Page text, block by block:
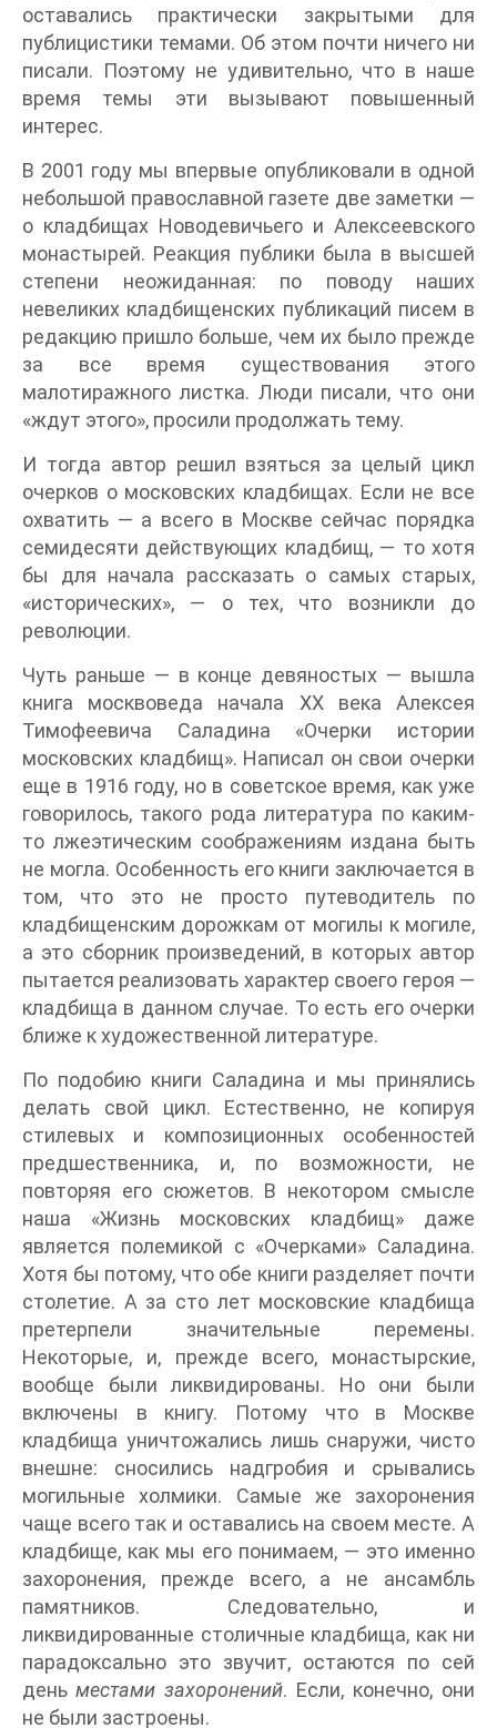
оставались практически закрытыми для
публицистики темами. Об этом почти ничего ни
писали. Поэтому не удивительно, что в наше
время темы эти вызывают повышенный
интерес.
В 2001 году мы впервые опубликовали в одной
небольшой православной газете две заметки —
о кладбищах Новодевичьего и Алексеевского
монастырей. Реакция публики была в высшей
степени неожиданная: по поводу наших
невеликих кладбищенских публикаций писем в
редакцию пришло больше, чем их было прежде
за все время существования этого
малотиражного листка. Люди писали, что они
«ждут этого», просили продолжать тему.
И тогда автор решил взяться за целый цикл
очерков о московских кладбищах. Если не все
охватить — а всего в Москве сейчас порядка
семидесяти действующих кладбищ, — то хотя
бы для начала рассказать о самых старых,
«исторических», — о тех, что возникли до
революции.
Чуть раньше — в конце девяностых — вышла
книга москвоведа начала ХХ века Алексея
Тимофеевича Саладина «Очерки истории
московских кладбищ». Написал он свои очерки
еще в 1916 году, но в советское время, как уже
говорилось, такого рода литература по каким-
то лжеэтическим соображениям издана быть
не могла. Особенность его книги заключается в
том, что это не просто путеводитель по
кладбищенским дорожкам от могилы к могиле,
а это сборник произведений, в которых автор
пытается реализовать характер своего героя —
кладбища в данном случае. То есть его очерки
ближе к художественной литературе.
По подобию книги Саладина и мы принялись
делать свой цикл. Естественно, не копируя
стилевых и композиционных особенностей
предшественника, и, по возможности, не
повторяя его сюжетов. В некотором смысле
наша «Жизнь московских кладбищ» даже
является полемикой с «Очерками» Саладина.
Хотя бы потому, что обе книги разделяет почти
столетие. А за сто лет московские кладбища
претерпели значительные перемены.
Некоторые, и, прежде всего, монастырские,
вообще были ликвидированы. Но они были
включены в книгу. Потому что в Москве
кладбища уничтожались лишь снаружи, чисто
внешне: сносились надгробия и срывались
могильные холмики. Самые же захоронения
чаще всего так и оставались на своем месте. А
кладбище, как мы его понимаем, — это именно
захоронения, прежде всего, а не ансамбль
памятников. Следовательно, и
ликвидированные столичные кладбища, как ни
парадоксально это звучит, остаются по сей
день местами захоронений. Если, конечно, они
не были застроены.